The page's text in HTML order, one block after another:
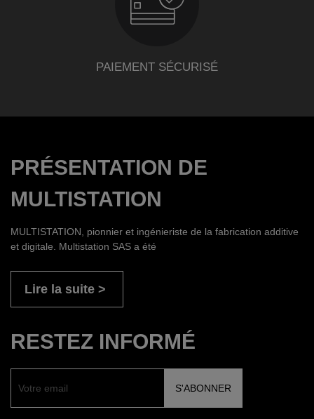
PAIEMENT SÉCURISÉ
PRÉSENTATION DE
MULTISTATION
MULTISTATION, pionnier et ingénieriste de la fabrication additive
et digitale. Multistation SAS a été
Lire la suite
RESTEZ INFORMÉ